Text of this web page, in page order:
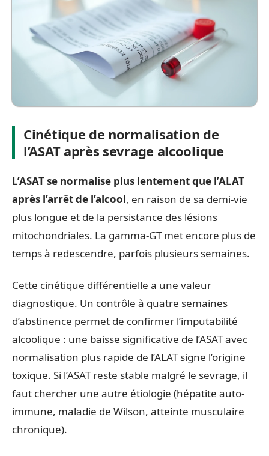
Cinétique de normalisation de
l’ASAT après sevrage alcoolique
L’ASAT se normalise plus lentement que l’ALAT
après l’arrêt de l’alcool, en raison de sa demi-vie
plus longue et de la persistance des lésions
mitochondriales. La gamma-GT met encore plus de
temps à redescendre, parfois plusieurs semaines.
Cette cinétique différentielle a une valeur
diagnostique. Un contrôle à quatre semaines
d’abstinence permet de confirmer l’imputabilité
alcoolique : une baisse significative de l’ASAT avec
normalisation plus rapide de l’ALAT signe l’origine
toxique. Si l’ASAT reste stable malgré le sevrage, il
faut chercher une autre étiologie (hépatite auto-
immune, maladie de Wilson, atteinte musculaire
chronique).